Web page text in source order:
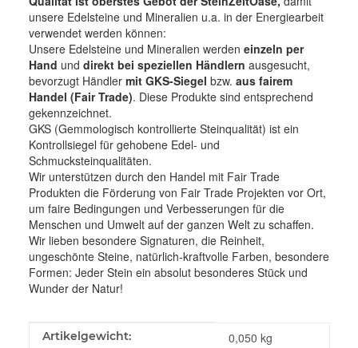
unsere Edelsteine und Mineralien u.a. in der Energiearbeit
verwendet werden können:
Unsere Edelsteine und Mineralien werden einzeln per
Hand und direkt bei speziellen Händlern ausgesucht,
bevorzugt Händler mit GKS-Siegel bzw. aus fairem
Handel (Fair Trade). Diese Produkte sind entsprechend
gekennzeichnet.
GKS (Gemmologisch kontrollierte Steinqualität) ist ein
Kontrollsiegel für gehobene Edel- und
Schmucksteinqualitäten.
Wir unterstützen durch den Handel mit Fair Trade
Produkten die Förderung von Fair Trade Projekten vor Ort,
um faire Bedingungen und Verbesserungen für die
Menschen und Umwelt auf der ganzen Welt zu schaffen.
Wir lieben besondere Signaturen, die Reinheit,
ungeschönte Steine, natürlich-kraftvolle Farben, besondere
Formen: Jeder Stein ein absolut besonderes Stück und
Wunder der Natur!
Produkteigenschaft
Wert
Artikelgewicht: 0,050 kg